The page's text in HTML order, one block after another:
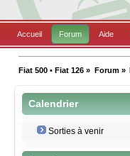
Accueil Forum Aide
Fiat 500 • Fiat 126 » Forum»
Calendrier
Sorties à venir